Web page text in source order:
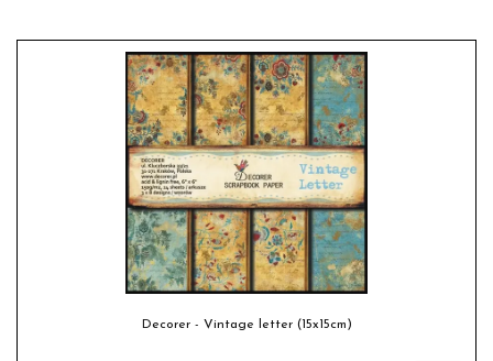
Decorer - Vintage letter (15x15cm)